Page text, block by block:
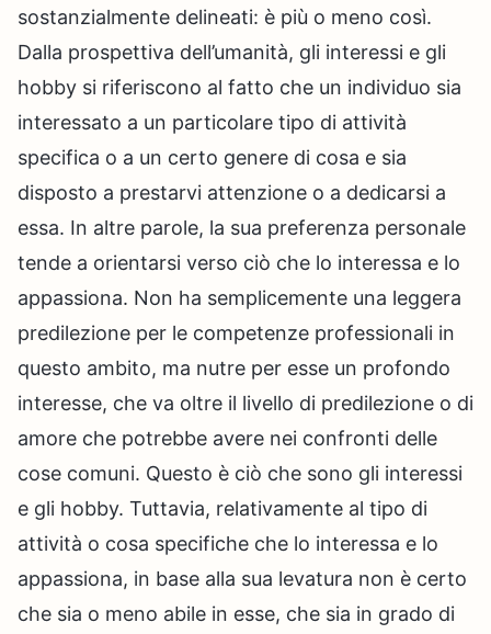
sostanzialmente delineati: è più o meno così.
Dalla prospettiva dell’umanità, gli interessi e gli
hobby si riferiscono al fatto che un individuo sia
interessato a un particolare tipo di attività
specifica o a un certo genere di cosa e sia
disposto a prestarvi attenzione o a dedicarsi a
essa. In altre parole, la sua preferenza personale
tende a orientarsi verso ciò che lo interessa e lo
appassiona. Non ha semplicemente una leggera
predilezione per le competenze professionali in
questo ambito, ma nutre per esse un profondo
interesse, che va oltre il livello di predilezione o di
amore che potrebbe avere nei confronti delle
cose comuni. Questo è ciò che sono gli interessi
e gli hobby. Tuttavia, relativamente al tipo di
attività o cosa specifiche che lo interessa e lo
appassiona, in base alla sua levatura non è certo
che sia o meno abile in esse, che sia in grado di